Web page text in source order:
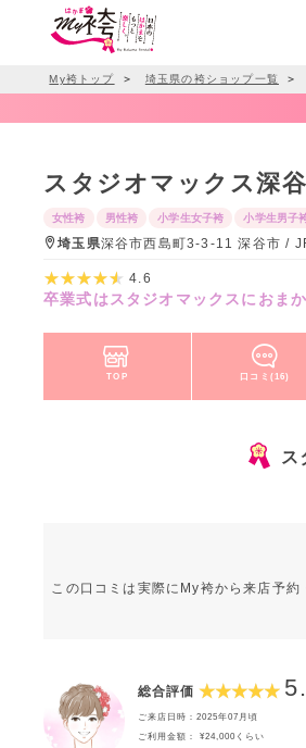
My袴トップ ＞ 埼玉県の袴ショップ一覧 ＞
スタジオマックス深
女性袴 男性袴 小学生女子袴 小学生男子
埼玉県深谷市西島町3-3-11 深谷市 /
4.6
卒業式はスタジオマックスにおま
TOP 口コミ(16)
ス
この口コミは実際にMy袴から来店予
総合評価
ご来店日時：2025年07月頃
ご利用金額： ¥24,000くらい